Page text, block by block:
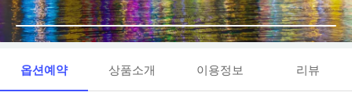
옵션예약 상품소개 이용정보 리뷰